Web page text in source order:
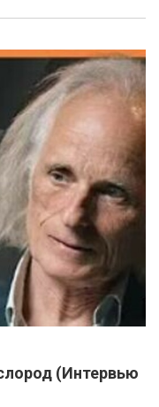
(Интервью